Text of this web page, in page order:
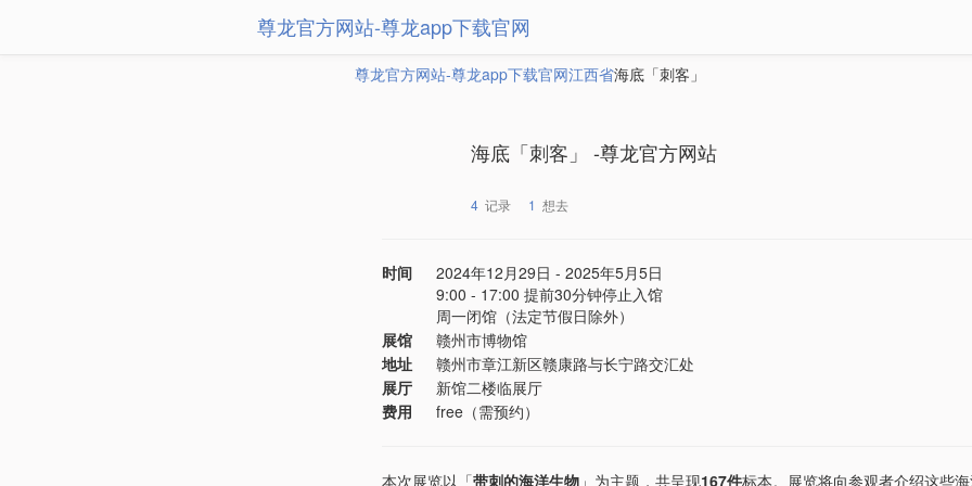
尊龙官方网站-尊龙app下载官网
尊龙官方网站-尊龙app下载官网江西省海底「刺客」
海底「刺客」 -尊龙官方网站
4 记录 1 想去
时间
2024年12月29日 - 2025年5月5日
9:00 - 17:00 提前30分钟停止入馆
周一闭馆（法定节假日除外）
展馆
赣州市博物馆
地址
赣州市章江新区赣康路与长宁路交汇处
展厅
新馆二楼临展厅
费用
free（需预约）
本次展览以「带刺的海洋生物 」为主题，共呈现167件标本。展览将向参观者介绍这些